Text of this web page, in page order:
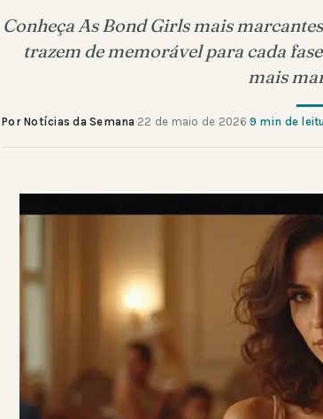
Conheça As Bond Girls mais
trazem de memorável para cada
mais
Por Notícias da Semana ·22 de maio de 2026 ·9 min de